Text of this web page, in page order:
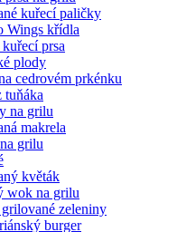
kuřecí paličky
Wings křídla
prsa
plody
cedrovém prkénku
tuňáka
na grilu
makrela
grilu
květák
wok na grilu
grilované zeleniny
burger